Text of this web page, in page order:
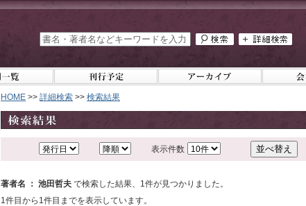
HOME >> 詳細検索 >> 検索結果
表示件数
著者名 ： 池田哲夫 で検索した結果、1件が見つかりました。
1件目から1件目までを表示しています。